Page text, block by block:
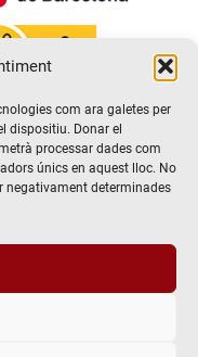
com ara galetes per
dispositiu. Donar el
processar dades com
únics en aquest lloc. No
negativament determinades
els drets reservats